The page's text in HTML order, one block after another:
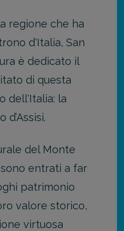
regione che ha
d'Italia, San
è dedicato il
di questa
dell'Italia: la
d’Assisi.
del Monte
entrati a far
patrimonio
valore storico,
virtuosa